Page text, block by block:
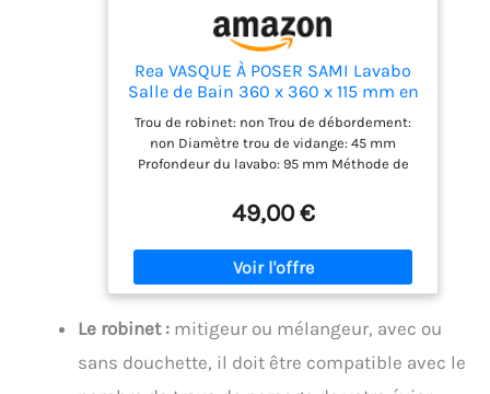
Rea VASQUE À POSER SAMI Lavabo
Salle de Bain 360 x 360 x 115 mm en
Céramique (Blanc)
Trou de robinet: non Trou de débordement:
non Diamètre trou de vidange: 45 mm
Profondeur du lavabo: 95 mm Méthode de
49,00 €
Le robinet : mitigeur ou mélangeur, avec ou
sans douchette, il doit être compatible avec le